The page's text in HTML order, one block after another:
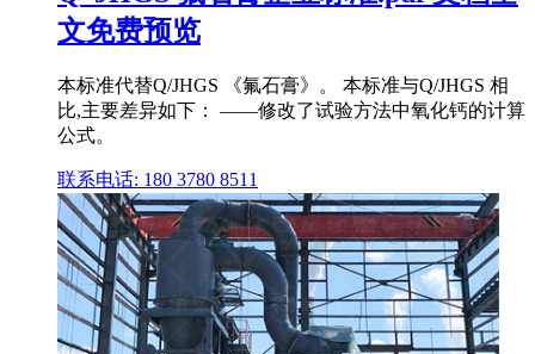
文免费预览
本标准代替Q/JHGS 《氟石膏》。 本标准与Q/JHGS 相
比,主要差异如下： ——修改了试验方法中氧化钙的计算
公式。
联系电话: 180 3780 8511